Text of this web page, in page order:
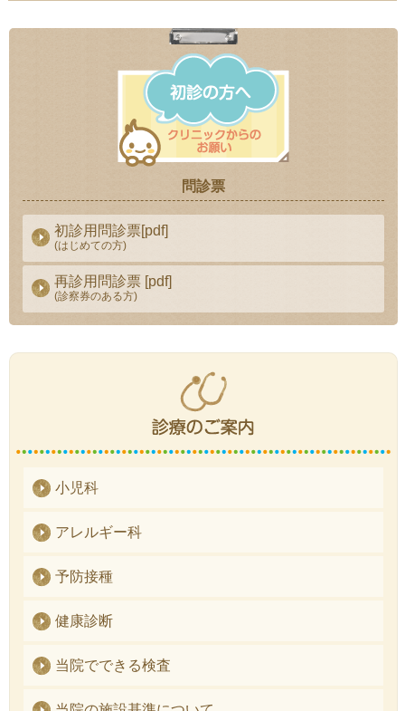
問診票
初診用問診票[pdf]
(はじめての方)
再診用問診票 [pdf]
(診察券のある方)
小児科
アレルギー科
予防接種
健康診断
当院でできる検査